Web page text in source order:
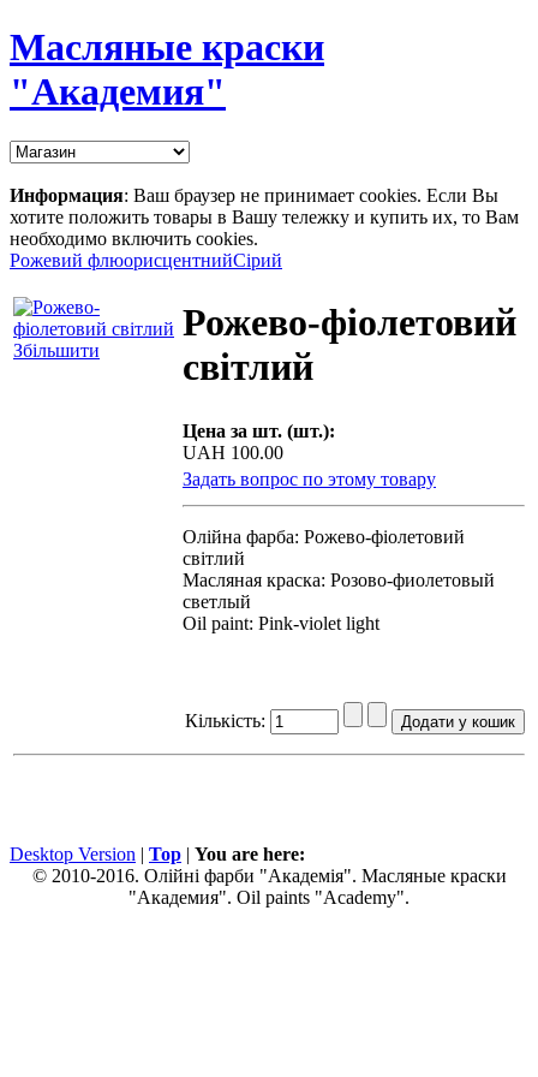
Масляные краски
"Академия"
Информация: Ваш браузер не принимает cookies. Если Вы
хотите положить товары в Вашу тележку и купить их, то Вам
необходимо включить cookies.
Рожевий флюорисцентнийСірий
Збільшити
Рожево-фіолетовий
світлий
Цена за шт. (шт.):
UAH 100.00
Задать вопрос по этому товару
Олійна фарба: Рожево-фіолетовий
світлий
Масляная краска: Розово-фиолетовый
светлый
Oil paint: Pink-violet light
Кількість:
Desktop Version | Top | You are here:
© 2010-2016. Олійні фарби "Академія". Масляные краски
"Академия". Oil paints "Academy".